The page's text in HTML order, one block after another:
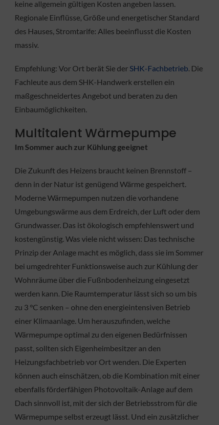
keine allgemein gültigen Kosten angeben lassen.
Regionale Einflüsse, Größe und energetischer Standard
des Hauses, Stromtarife: Alles beeinflusst die Kosten
massiv.
Empfehlung: Vor Ort berät Sie derSHK-Fachbetrieb. Die
Fachleute aus dem SHK-Handwerk erstellen ein
maßgeschneidertes Angebot und beraten zu den
Einbaumöglichkeiten.
Multitalent Wärmepumpe
Im Sommer auch zur Kühlung geeignet
Die Zukunft des Heizens braucht keinen Brennstoff –
denn in der Natur ist genügend Wärme gespeichert.
Moderne Wärmepumpen nutzen die vorhandene
Umgebungswärme aus dem Erdreich, der Luft oder dem
Grundwasser. Das ist ökologisch empfehlenswert und
kostengünstig. Was viele nicht wissen: Das technische
Prinzip der Anlage macht es möglich, dass sie im Sommer
bei umgedrehter Funktionsweise auch zur Kühlung der
Wohnräume über die Fußnbodenheizung eingesetzt
werden kann. Die Raumtemperatur lässt sich so um bis
zu 3 °C senken – ohne den energieintensiven Betrieb
einer Klimaanlage. Um herauszufinden, welche
Wärmepumpe optimal zu den eigenen Bedürfnissen
passt, sollten sich Eigenheimbesitzer an den
Heizungsfachbetrieb vor Ort wenden. Die Experten
können auch einschätzen, ob die Kombination mit einer
ebenfalls förderfähigen Photovoltaik-Anlage auf dem
Dach sinnvoll ist, mit der sich der Betriebsstrom für die
Wärmepumpe selbst erzeugt lässt. Und ein zusätzlicher